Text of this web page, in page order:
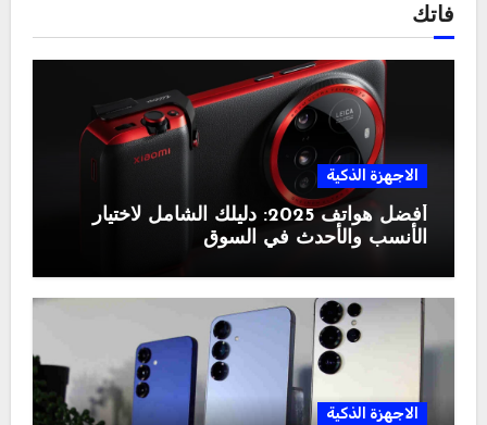
فاتك
الاجهزة الذكية
أفضل هواتف 2025: دليلك الشامل لاختيار
الأنسب والأحدث في السوق
الاجهزة الذكية